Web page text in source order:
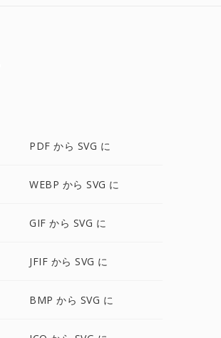
PDF から SVG に
WEBP から SVG に
GIF から SVG に
JFIF から SVG に
BMP から SVG に